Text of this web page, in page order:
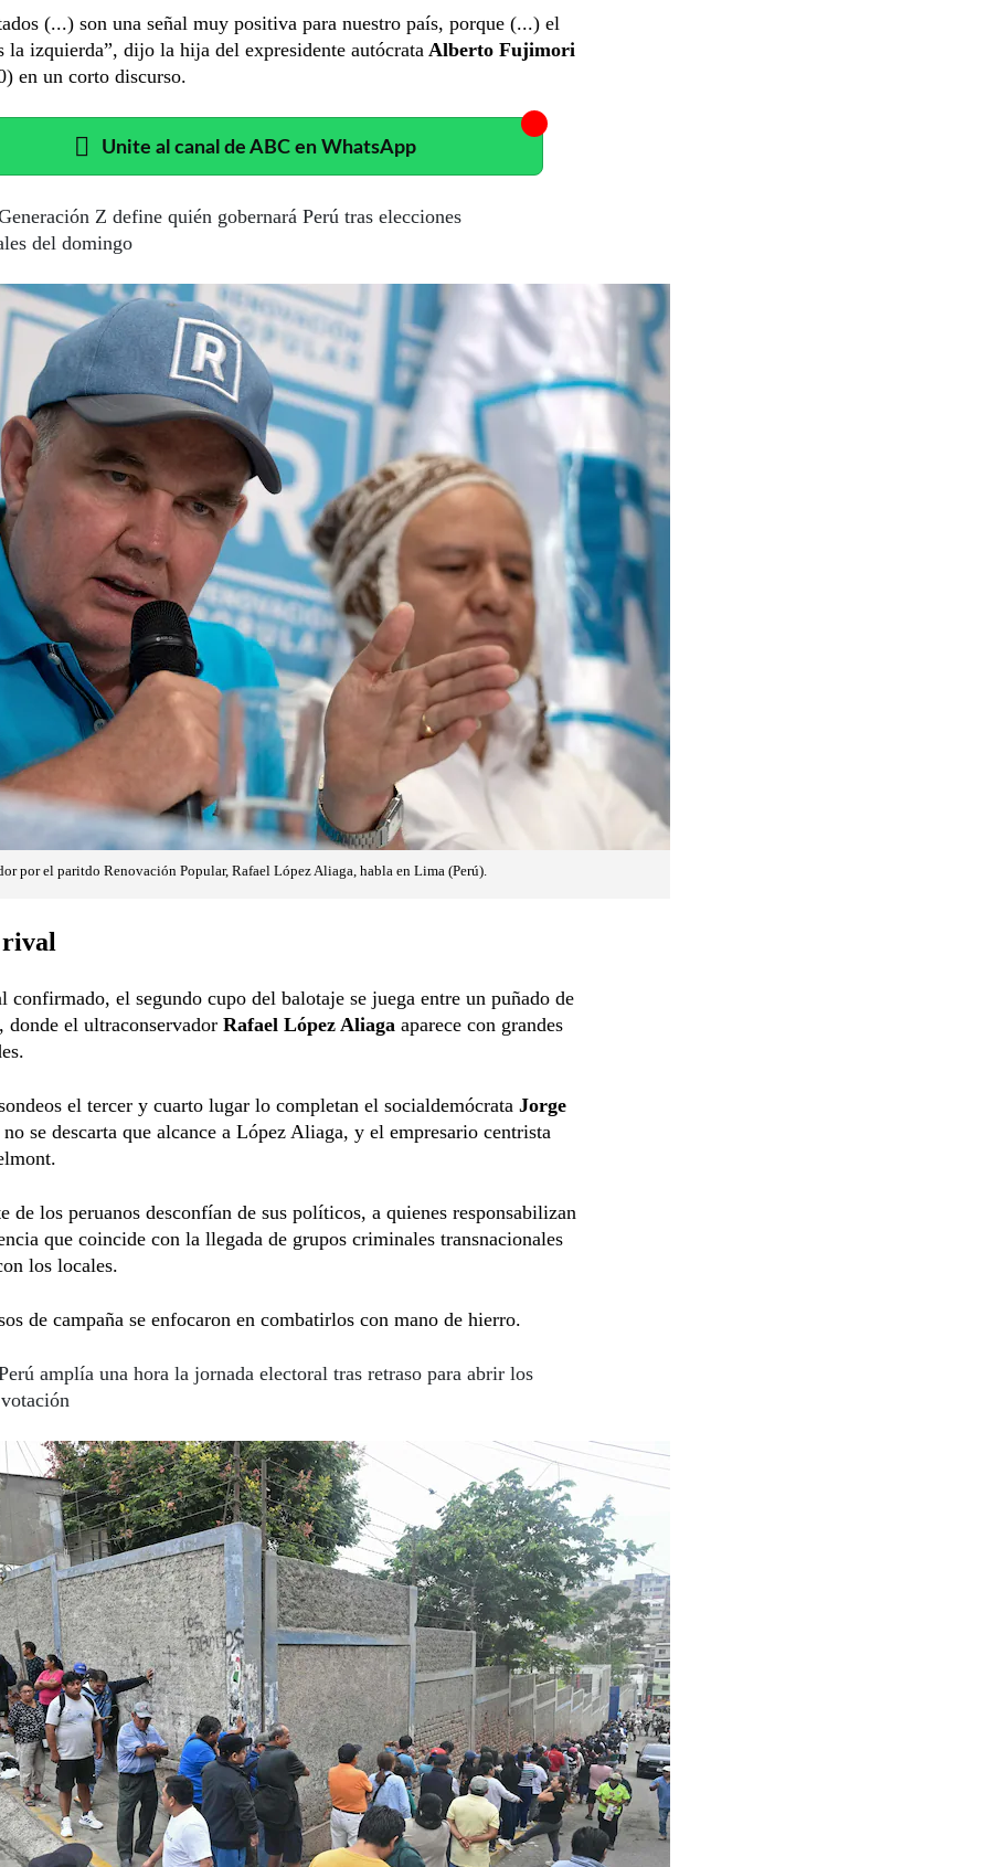
(...) son una señal muy positiva para nuestro país, porque (...) el
la izquierda”, dijo la hija del expresidente autócrata Alberto Fujimori
en un corto discurso.
Unite al canal de ABC en WhatsApp
Z define quién gobernará Perú tras elecciones
del domingo
por el paritdo Renovación Popular, Rafael López Aliaga, habla en Lima (Perú).
rival
confirmado, el segundo cupo del balotaje se juega entre un puñado de
donde el ultraconservador Rafael López Aliaga aparece con grandes
el tercer y cuarto lugar lo completan el socialdemócrata Jorge
no se descarta que alcance a López Aliaga, y el empresario centrista
de los peruanos desconfían de sus políticos, a quienes responsabilizan
que coincide con la llegada de grupos criminales transnacionales
los locales.
de campaña se enfocaron en combatirlos con mano de hierro.
amplía una hora la jornada electoral tras retraso para abrir los